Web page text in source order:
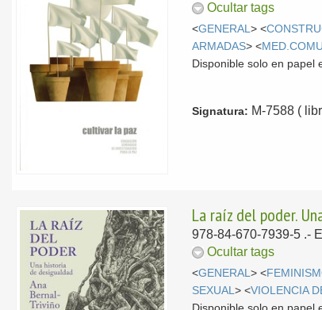
Ocultar tags
<GENERAL> <
ARMADAS> <
Disponible solo en papel
Signatura: M-7588 (
La raíz del poder.
978-84-670-7939-5 .-
Ocultar tags
<GENERAL> <
SEXUAL> <VIOLENCIA